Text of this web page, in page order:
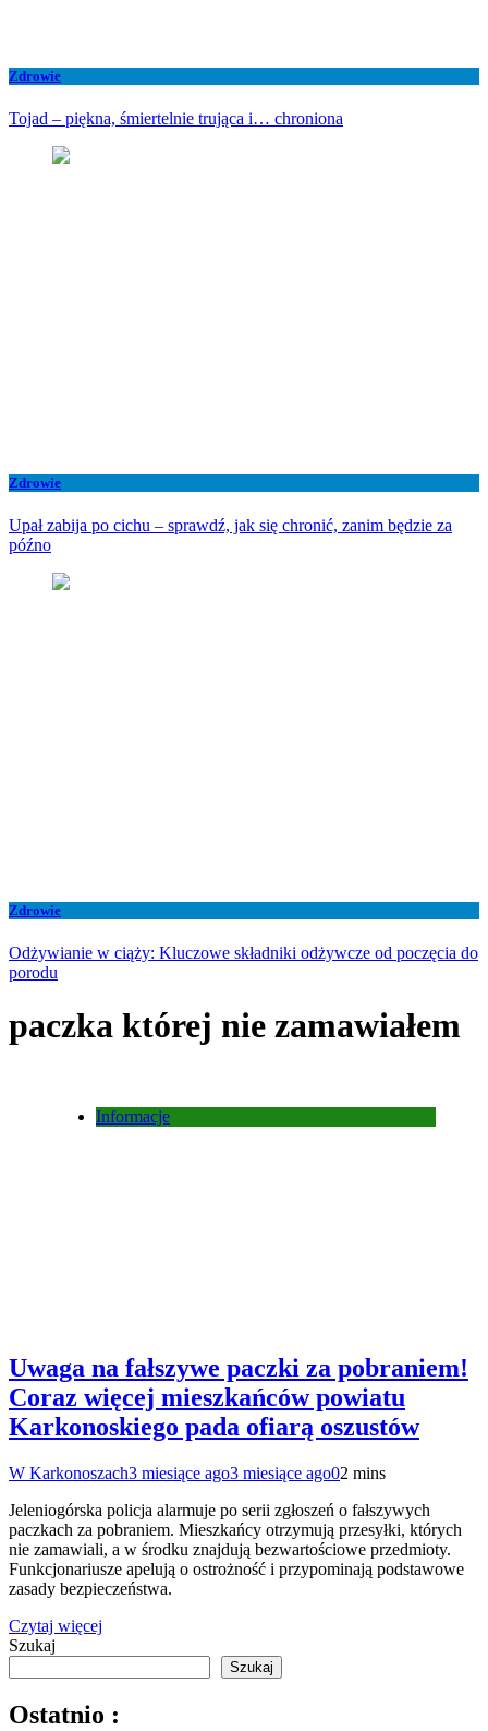
Zdrowie
Tojad – piękna, śmiertelnie trująca i… chroniona
Zdrowie
Upał zabija po cichu – sprawdź, jak się chronić, zanim będzie za
późno
Zdrowie
Odżywianie w ciąży: Kluczowe składniki odżywcze od poczęcia do
porodu
paczka której nie zamawiałem
Informacje
Uwaga na fałszywe paczki za pobraniem!
Coraz więcej mieszkańców powiatu
Karkonoskiego pada ofiarą oszustów
W Karkonoszach3 miesiące ago3 miesiące ago02 mins
Jeleniogórska policja alarmuje po serii zgłoszeń o fałszywych
paczkach za pobraniem. Mieszkańcy otrzymują przesyłki, których
nie zamawiali, a w środku znajdują bezwartościowe przedmioty.
Funkcjonariusze apelują o ostrożność i przypominają podstawowe
zasady bezpieczeństwa.
Czytaj więcej
Szukaj
Szukaj
Ostatnio :